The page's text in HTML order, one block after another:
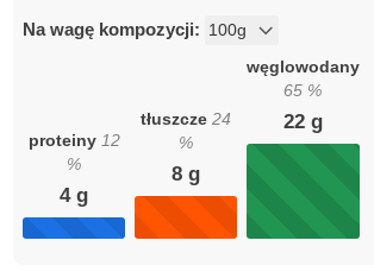
Na wagę kompozycji:
proteiny 12
%
4g
tłuszcze 24
%
8 g
węglowodany
65 %
22g